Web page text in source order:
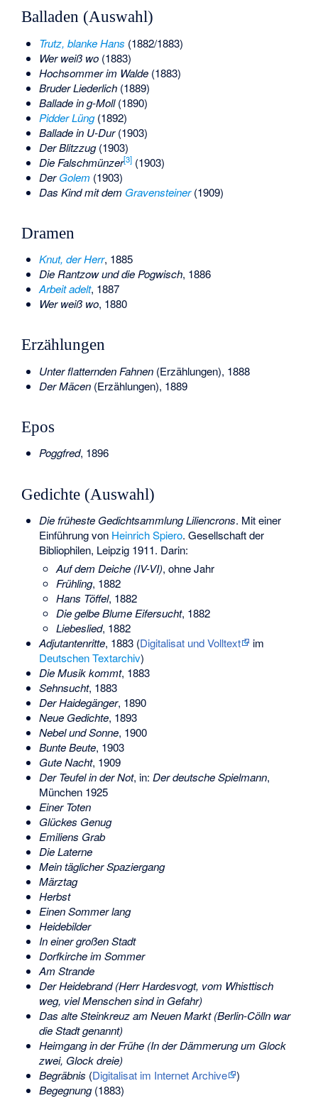
Balladen (Auswahl)
Trutz, blanke Hans (1882/1883)
Wer weiß wo(1883)
Hochsommer im Walde(1883)
Bruder Liederlich(1889)
Ballade in g-Moll(1890)
Pidder Lüng(1892)
Ballade in U-Dur(1903)
Der Blitzzug(1903)
Die Falschmünzer[3](1903)
DerGolem (1903)
Das Kind mit dem Gravensteiner(1909)
Dramen
Knut, der Herr, 1885
Die Rantzow und die Pogwisch, 1886
Arbeit adelt, 1887
Wer weiß wo, 1880
Erzählungen
Unter flatternden Fahnen(Erzählungen), 1888
Der Mäcen(Erzählungen), 1889
Epos
Poggfred, 1896
Gedichte (Auswahl)
Die früheste Gedichtsammlung Liliencrons. Mit einer
Einführung von Heinrich Spiero. Gesellschaft der
Bibliophilen, Leipzig 1911. Darin:
Auf dem Deiche (IV-VI), ohne Jahr
Frühling, 1882
Hans Töffel, 1882
Die gelbe Blume Eifersucht, 1882
Liebeslied, 1882
Adjutantenritte, 1883 (Digitalisat und Volltext
im
Deutschen Textarchiv)
Die Musik kommt, 1883
Sehnsucht, 1883
Der Haidegänger, 1890
Neue Gedichte, 1893
Nebel und Sonne, 1900
Bunte Beute, 1903
Gute Nacht, 1909
Der Teufel in der Not, in: Der deutsche Spielmann,
München 1925
Einer Toten
Glückes Genug
Emiliens Grab
Die Laterne
Mein täglicher Spaziergang
Märztag
Herbst
Einen Sommer lang
Heidebilder
In einer großen Stadt
Dorfkirche im Sommer
Am Strande
Der Heidebrand (Herr Hardesvogt, vom Whisttisch
weg, viel Menschen sind in Gefahr)
Das alte Steinkreuz am Neuen Markt (Berlin-Cölln war
die Stadt genannt)
Heimgang in der Frühe (In der Dämmerung um Glock
zwei, Glock dreie)
Begräbnis (Digitalisat im Internet Archive
)
Begegnung(1883)